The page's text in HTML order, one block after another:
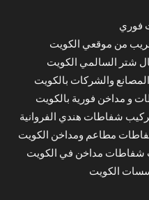
فوري
من موقعي الكويت
شتر السالمي الكويت
والشركات بالكويت
و مداخن فورية بالكويت
شفاطات هندي الفروانية
مطاعم ومداخن الكويت
مداخن في الكويت
الكويت